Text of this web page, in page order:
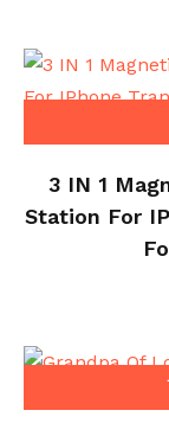
3 IN 1
Station For